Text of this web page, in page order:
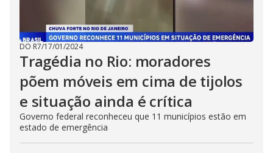
DO R7/17/01/2024
Tragédia no Rio: moradores
põem móveis em cima de tijolos
e situação ainda é crítica
Governo federal reconheceu que 11 municípios estão em
estado de emergência